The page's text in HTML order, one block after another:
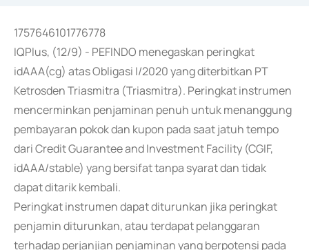
1757646101776778
IQPlus, (12/9) - PEFINDO menegaskan peringkat
idAAA(cg) atas Obligasi I/2020 yang diterbitkan PT
Ketrosden Triasmitra (Triasmitra). Peringkat instrumen
mencerminkan penjaminan penuh untuk menanggung
pembayaran pokok dan kupon pada saat jatuh tempo
dari Credit Guarantee and Investment Facility (CGIF,
idAAA/stable) yang bersifat tanpa syarat dan tidak
dapat ditarik kembali.
Peringkat instrumen dapat diturunkan jika peringkat
penjamin diturunkan, atau terdapat pelanggaran
terhadap perjanjian penjaminan yang berpotensi pada